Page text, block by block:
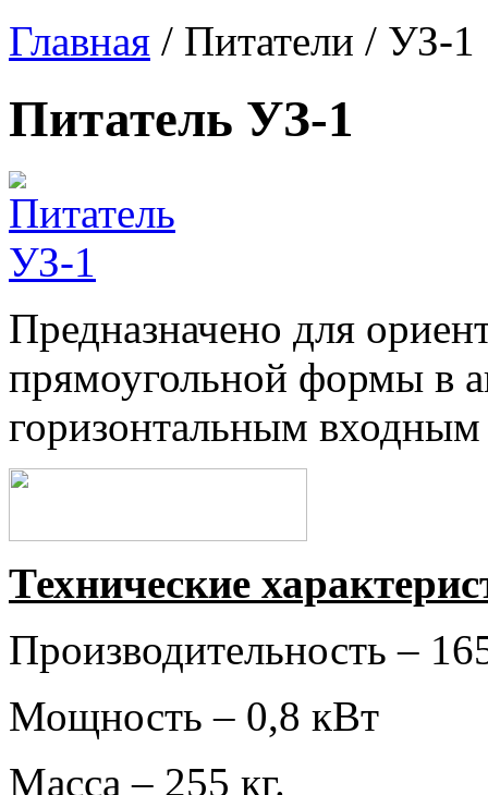
Главная / Питатели / УЗ-1
Питатель УЗ-1
Предназначено для
прямоугольной формы в
горизонтальным
Технические
Производительность –
Мощность – 0,8 кВт
Масса – 255 кг.